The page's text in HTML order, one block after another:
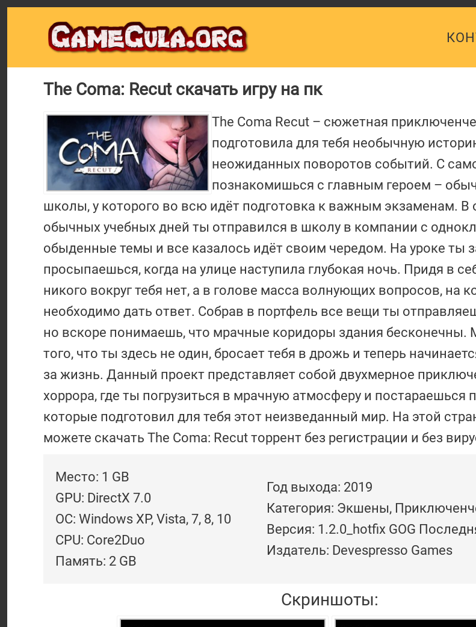
The Coma: Recut скачать игру на пк
The Coma Recut – сюжетная
подготовила для тебя необычную
неожиданных поворотов событий. С
познакомишься с главным героем –
школы, у которого во всю идёт подготовка к важным экзаменам. В
обычных учебных дней ты отправился в школу в компании с
обыденные темы и все казалось идёт своим чередом. На уроке ты
просыпаешься, когда на улице наступила глубокая ночь. Придя в
никого вокруг тебя нет, а в голове масса волнующих вопросов, на
необходимо дать ответ. Собрав в портфель все вещи ты
но вскоре понимаешь, что мрачные коридоры здания бесконечны.
того, что ты здесь не один, бросает тебя в дрожь и теперь
за жизнь. Данный проект представляет собой двухмерное
хоррора, где ты погрузиться в мрачную атмосферу и постараешься
которые подготовил для тебя этот неизведанный мир. На этой
можете скачать The Coma: Recut торрент без регистрации и без
Место: 1 GB
GPU: DirectX 7.0
ОС: Windows XP, Vista, 7, 8, 10
CPU: Core2Duo
Память: 2 GB
Год выхода: 2019
Категория: Экшены,
Версия: 1.2.0_hotfix GOG
Издатель: Devespresso Games
Скриншоты: